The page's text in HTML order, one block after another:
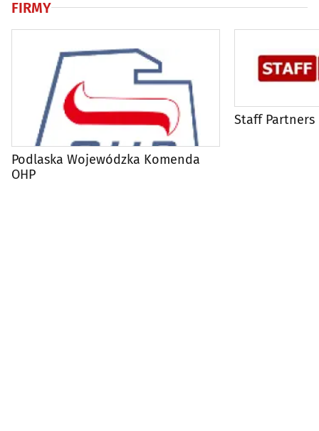
FIRMY
Podlaska Wojewódzka Komenda
OHP
Staff Partners